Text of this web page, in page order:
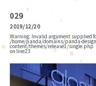
029
2019/12/20
Warning: Invalid argument supplied
/home/panda/domains/panda-
content/themes/release1/single.php
on line23